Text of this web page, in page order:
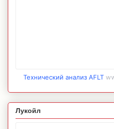
Технический анализ AFLT
Лукойл